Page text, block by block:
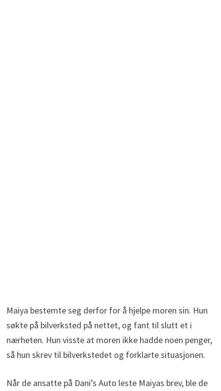
Maiya bestemte seg derfor for å hjelpe moren sin. Hun
søkte på bilverksted på nettet, og fant til slutt et i
nærheten. Hun visste at moren ikke hadde noen penger,
så hun skrev til bilverkstedet og forklarte situasjonen.
Når de ansatte på Dani’s Auto leste Maiyas brev, ble de